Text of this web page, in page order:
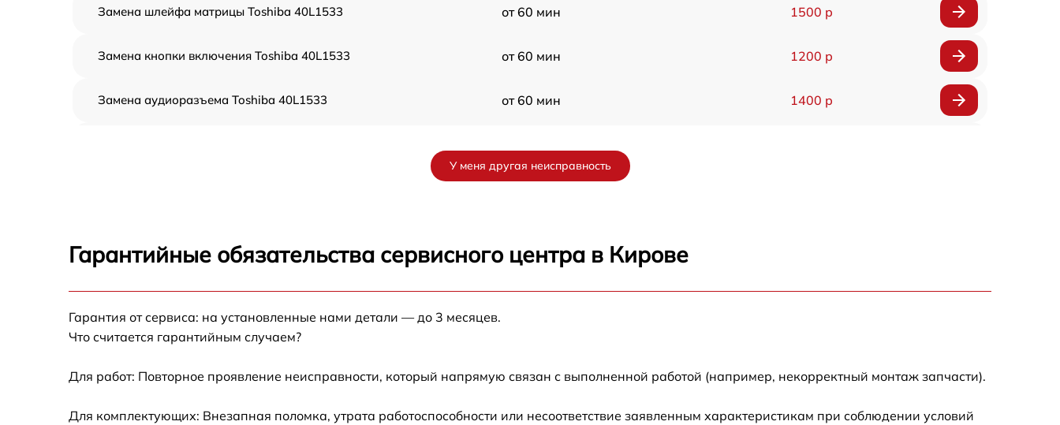
Замена шлейфа матрицы Toshiba 40L1533 от 60 мин 1500 р
Замена кнопки включения Toshiba 40L1533 от 60 мин 1200 р
Замена аудиоразъема Toshiba 40L1533 от 60 мин 1400 р
Прошивка блока управления Toshiba
40L1533
Замена контроллера Toshiba 40L1533 от 60 мин 1300 р
У меня другая неисправность
Гарантийные обязательства сервисного центра в Кирове
Гарантия от сервиса: на установленные нами детали — до 3 месяцев.
Что считается гарантийным случаем?
Для работ: Повторное проявление неисправности, который напрямую связан с выполненной работой (например, некорректный монтаж запчасти).
Для комплектующих: Внезапная поломка, утрата работоспособности или несоответствие заявленным характеристикам при соблюдении условий